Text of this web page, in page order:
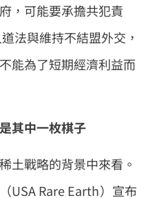
，可能要承擔共犯責
法與維持不結盟外交，
能為了短期經濟利益而
其中一枚棋子
土戰略的背景中來看。
USA Rare Earth）宣布